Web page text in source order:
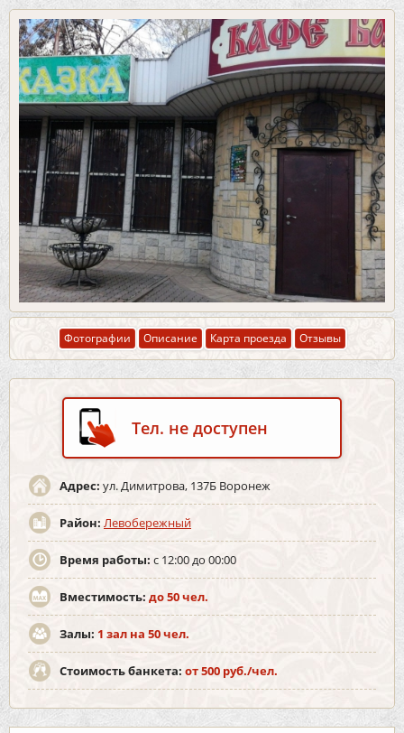
Фотографии Описание Карта проезда Отзывы
Тел. не доступен
Адрес: ул. Димитрова, 137Б Воронеж
Район: Левобережный
Время работы: с 12:00 до 00:00
Вместимость: до 50 чел.
Залы: 1 зал на 50 чел.
Стоимость банкета: от 500 руб./чел.